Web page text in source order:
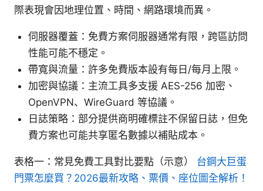
際表現會因地理位置、時間、網路環境而異。
伺服器覆蓋：免費方案伺服器通常有限，跨區訪問
性能可能不穩定。
帶寬與流量：許多免費版本設有每日/每月上限。
加密與協議：主流工具多支援 AES-256 加密、
OpenVPN、WireGuard 等協議。
日誌策略：部分提供商明確標註不保留日誌，但免
費方案也可能共享匿名數據以補貼成本。
表格一：常見免費工具對比要點（示意） 台鋼大巨蛋
門票怎麼買？2026最新攻略、票價、座位圖全解析！